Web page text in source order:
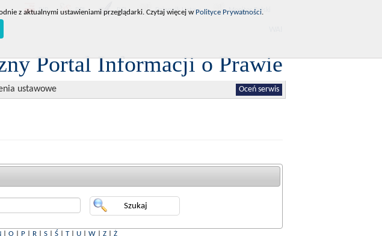
BIP RPL RCL Dziennik Ustaw Monitor Polski
Portal Informacji o Prawie
ustawowe Oceń serwis
| O| P| R| S| Ś| T| U| W| Z| Ż
z aktualnymi ustawieniami przeglądarki. Czytaj więcej w Polityce Prywatności.